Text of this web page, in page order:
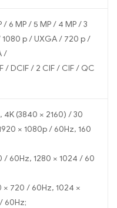
/ 6 MP / 5 MP / 4 MP / 3
1080 p / UXGA / 720 p /
/
/ DCIF / 2 CIF / CIF / QC
4K (3840 × 2160) / 30
× 1080p / 60Hz, 160
/ 60Hz, 1280 × 1024 / 60
× 720 / 60Hz, 1024 ×
60Hz;